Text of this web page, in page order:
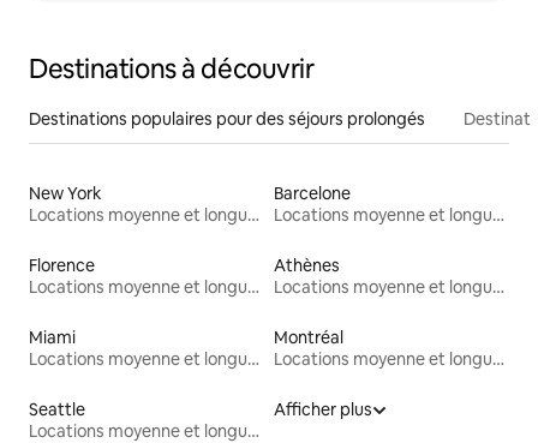
Destinations à découvrir
Destinations populaires pour des séjours prolongés
New York
Locations moyenne et longue durée
Barcelone
Locations moyenne et longue durée
Florence
Locations moyenne et longue durée
Athènes
Locations moyenne et longue durée
Miami
Locations moyenne et longue durée
Montréal
Locations moyenne et longue durée
Seattle
Locations moyenne et longue durée
Afficher plus